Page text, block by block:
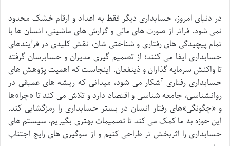
در دنیای امروز، حسابداری دیگر فقط به اعداد و ارقام خشک محدود
نمی شود. فراتر از صورت های مالی و گزارش های ماشینی، انسان ها با
تمام پیچیدگی های رفتاری و شناختی شان، نقش کلیدی در فرآیندهای
حسابداری ایفا می کنند؛ از تصمیم گیری مدیران و حسابرسان گرفته
تا واکنش سرمایه گذاران و ذینفعان. اینجاست که اهمیت پژوهش های
حسابداری رفتاری آشکار می شود، میدانی که ریشه های عمیقی در
روانشناسی، جامعه شناسی و اقتصاد دارد و تلاش می کند تا «چرا»ها
و «چگونگی»های رفتار انسان در بستر حسابداری را رمزگشایی کند.
این حوزه به ما کمک می کند تا تصمیمات بهتری بگیریم، سیستم های
حسابداری را اثربخش تر طراحی کنیم و از سوگیری های رایج اجتناب